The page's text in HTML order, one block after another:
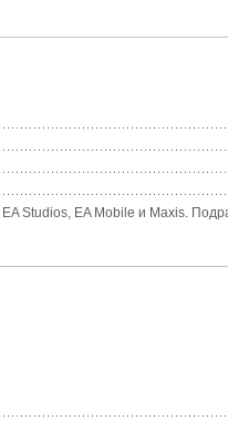
Studios, EA Mobile и Maxis.